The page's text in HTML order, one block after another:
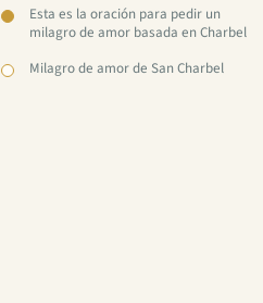
Esta es la oración para pedir un
milagro de amor basada en Charbel
Milagro de amor de San Charbel